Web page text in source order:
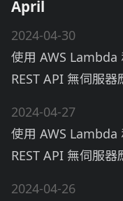
April
2024-04-30
使用 AWS Lambda
REST API 無伺服器
2024-04-27
使用 AWS Lambda
REST API 無伺服器
2024-04-26